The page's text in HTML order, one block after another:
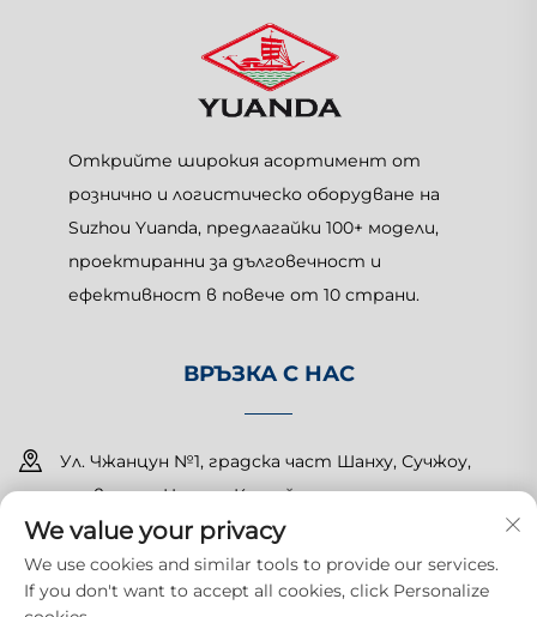
Открийте широкия асортимент от
рознично и логистическо оборудване на
Suzhou Yuanda, предлагайки 100+ модели,
проектиранни за дълговечност и
ефективност в повече от 10 страни.
ВРЪЗКА С НАС
Ул. Чжанцун №1, градска част Шанху, Сучжоу,
провинция Цзянсу, Китай
+86-15150179453
[email protected]
We value your privacy
We use cookies and similar tools to provide our services.
If you don't want to accept all cookies, click Personalize